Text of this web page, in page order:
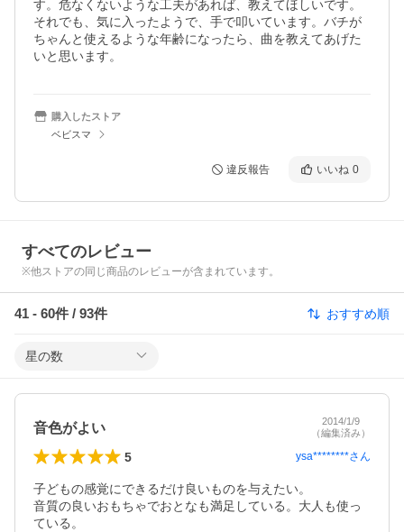
す。危なくないような工夫があれば、教えてほしいです。
それでも、気に入ったようで、手で叩いています。バチが
ちゃんと使えるような年齢になったら、曲を教えてあげた
いと思います。
購入したストア
ベビスマ
違反報告 いいね 0
すべてのレビュー
※他ストアの同じ商品のレビューが含まれています。
41 - 60件 / 93件 おすすめ順
星の数
音色がよい
2014/1/9
（編集済み）
5 ysa********さん
子どもの感覚にできるだけ良いものを与えたい。
音質の良いおもちゃでおとなも満足している。大人も使っ
ている。